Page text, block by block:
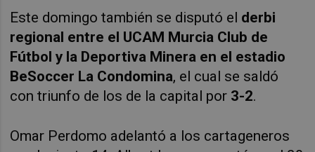
Este domingo también se disputó el derbi
regional entre el UCAM Murcia Club de
Fútbol y la Deportiva Minera en el estadio
BeSoccer La Condomina, el cual se saldó
con triunfo de los de la capital por 3-2.
Omar Perdomo adelantó a los cartageneros